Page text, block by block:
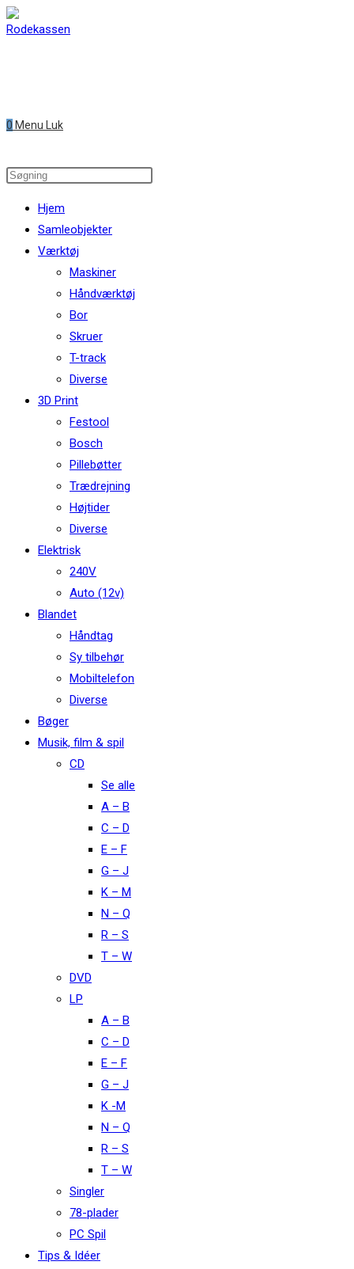
Skip
to
0 Menu Luk
Search
website
Hjem
Samleobjekter
Værktøj
Maskiner
Håndværktøj
Bor
Skruer
T-track
Diverse
3D Print
Festool
Bosch
Pillebøtter
Trædrejning
Højtider
Diverse
Elektrisk
240V
Auto (12v)
Blandet
Håndtag
Sy tilbehør
Mobiltelefon
Diverse
Bøger
Musik, film & spil
CD
Se alle
A – B
C – D
E – F
G – J
K – M
N – Q
R – S
T – W
DVD
LP
A – B
C – D
E – F
G – J
K -M
N – Q
R – S
T – W
Singler
78-plader
PC Spil
Tips & Idéer